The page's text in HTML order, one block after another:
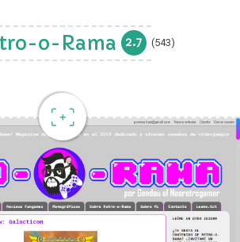
o-Rama 2.7 (543)